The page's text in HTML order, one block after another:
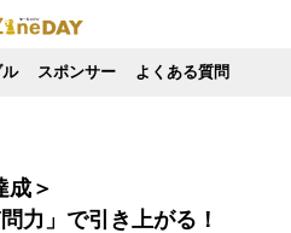
スポンサー よくある質問
成＞
力」で引き上がる！